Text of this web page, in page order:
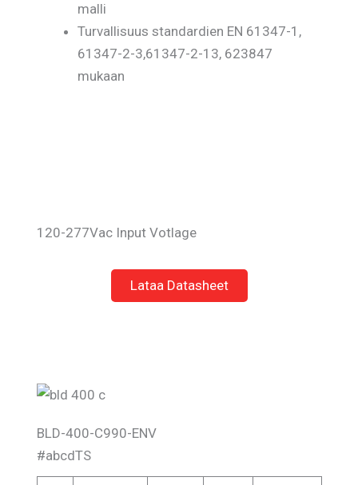
malli
Turvallisuus standardien EN 61347-1,
61347-2-3,61347-2-13, 623847
mukaan
120-277Vac Input Votlage
Lataa Datasheet
BLD-400-C990-ENV
#abcdTS